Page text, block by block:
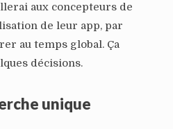
aux concepteurs de
de leur app, par
au temps global. Ça
décisions.
unique